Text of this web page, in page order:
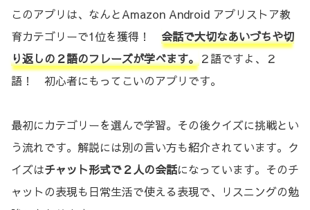
このアプリは、なんとAmazon Android アプリストア教
育カテゴリーで1位を獲得！ 会話で大切なあいづちや切
り返しの２語のフレーズが学べます。 ２語ですよ、２
語！ 初心者にもってこいのアプリです。
最初にカテゴリーを選んで学習。その後クイズに挑戦とい
う流れです。解説には別の言い方も紹介されています。ク
イズはチャット形式で２人の会話になっています。そのチ
ャットの表現も日常生活で使える表現で、リスニングの勉